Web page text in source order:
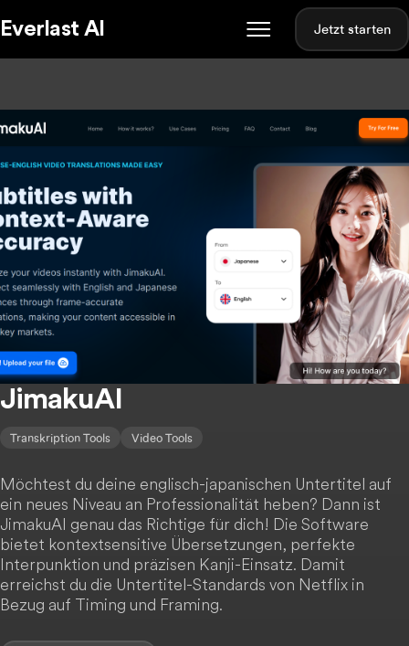
Everlast AI Jetzt starten
JimakuAI
Transkription Tools Video Tools
Möchtest du deine englisch-japanischen Untertitel auf
ein neues Niveau an Professionalität heben? Dann ist
JimakuAI genau das Richtige für dich! Die Software
bietet kontextsensitive Übersetzungen, perfekte
Interpunktion und präzisen Kanji-Einsatz. Damit
erreichst du die Untertitel-Standards von Netflix in
Bezug auf Timing und Framing.